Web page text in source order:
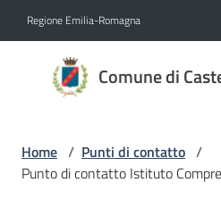
Regione Emilia-Romagna
Comune di
Comune
di Castel
D'ARGENTO
AL MERITO
Home / Punti di contatto /
Punto di contatto Istituto